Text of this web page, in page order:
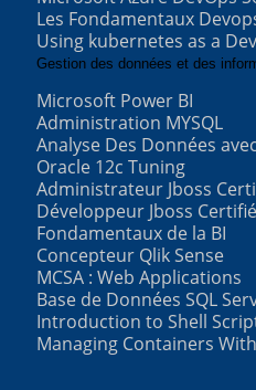
Les Fondamentaux
Using kubernetes as a
Gestion des données et des
Microsoft Power BI
Administration MYSQL
Analyse Des Données
Oracle 12c Tuning
Administrateur Jboss
Développeur Jboss
Fondamentaux de la BI
Concepteur Qlik Sense
MCSA : Web Applications
Base de Données SQL
Introduction to Shell
Managing Containers